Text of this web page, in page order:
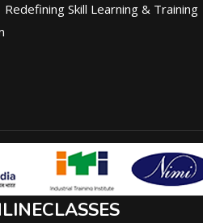
Redefining Skill Learning & Training